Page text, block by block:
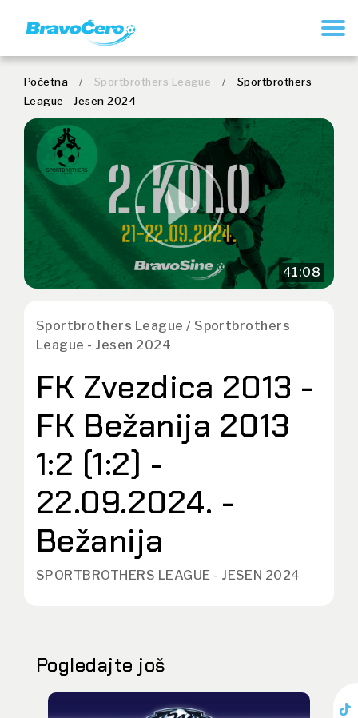
Početna / Sportbrothers League /
Sportbrothers
League - Jesen 2024
41:08
Sportbrothers League / Sportbrothers
League - Jesen 2024
FK Zvezdica 2013 -
FK Bežanija 2013
1:2 (1:2) -
22.09.2024. -
Bežanija
SPORTBROTHERS LEAGUE - JESEN 2024
Pogledajte još